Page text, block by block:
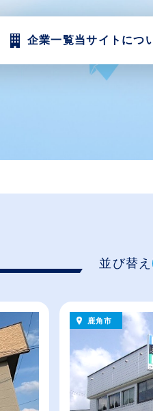
企業一覧当サイトにつ
並び替え
鹿角市